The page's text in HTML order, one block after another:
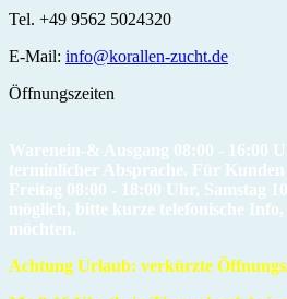
Tel. +49 9562 5024320
E-Mail: info@korallen-zucht.de
Öffnungszeiten
Warenein-& Ausgang 08:00 - 16:00
terminlicher Absprache. Für Kunden
Freitag 08:00 - 18:00 Uhr, Samstag
möglich, bitte kurze telefonische
möchten.
Achtung Urlaub: verkürzte